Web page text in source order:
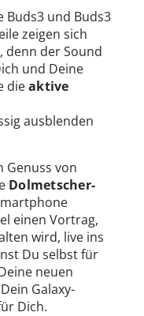
Buds3 und Buds3
zeigen sich
denn der Sound
und Deine
dieaktive
ausblenden
Genuss von
Dolmetscher-
einen Vortrag,
wird, live ins
Du selbst für
neuen
Galaxy-
Dich.